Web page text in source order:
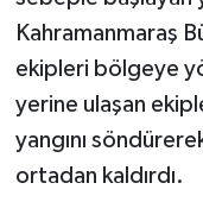
Kahramanmaraş
ekipleri bölgeye
yerine ulaşan
yangını
ortadan kaldırdı.
Politika
YEREL
BÖLGEDEN